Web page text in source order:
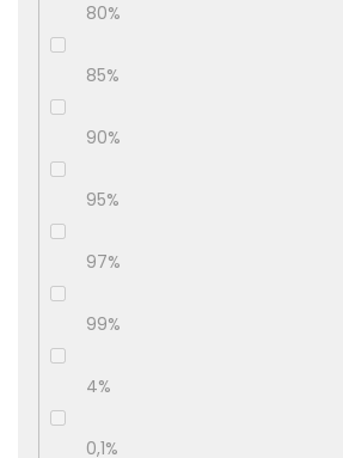
80%
85%
90%
95%
97%
99%
4%
0,1%